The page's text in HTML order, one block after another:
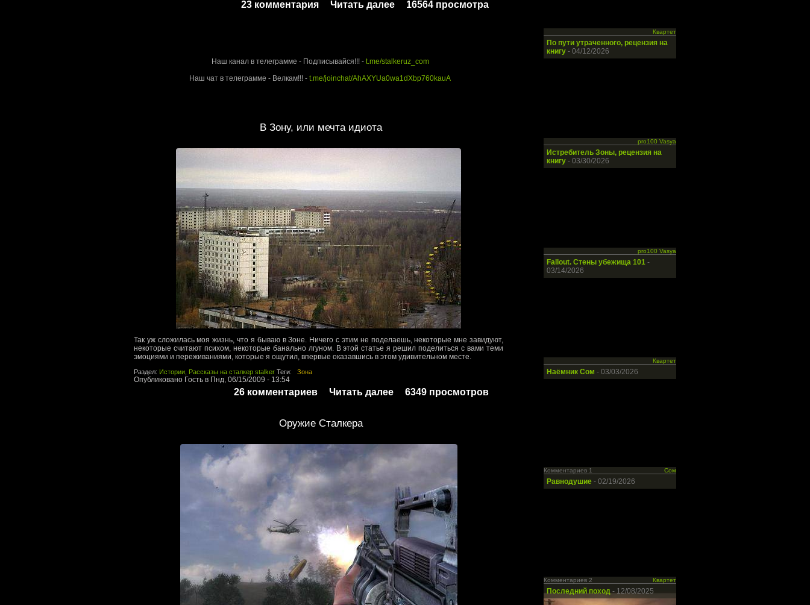
23 комментария Читать далее 16564 просмотра
StalkerUz.com - Территория Сталкера
Наш канал в телеграмме - Подписывайся!!! - t.me/stalkeruz_com
Наш чат в телеграмме - Велкам!!! - t.me/joinchat/AhAXYUa0wa1dXbp760kauA
В Зону, или мечта идиота
Так уж сложилась моя жизнь, что я бываю в Зоне. Ничего с этим не поделаешь, некоторые мне завидуют,
некоторые считают психом, некоторые банально лгуном. В этой статье я решил поделиться с вами теми
эмоциями и переживаниями, которые я ощутил, впервые оказавшись в этом удивительном месте.
Раздел: Истории, Рассказы на сталкер stalker Теги: Зона
Опубликовано Гость в Пнд, 06/15/2009 - 13:54
26 комментариев Читать далее 6349 просмотров
Оружие Сталкера
Квартет
По пути утраченного, рецензия на
книгу - 04/12/2026
pro100 Vasya
Истребитель Зоны, рецензия на
книгу - 03/30/2026
pro100 Vasya
Fallout. Стены убежища 101 -
03/14/2026
Квартет
Наёмник Сом - 03/03/2026
Комментариев 1 Сом
Равнодушие - 02/19/2026
Комментариев 2 Квартет
Последний поход- 12/08/2025